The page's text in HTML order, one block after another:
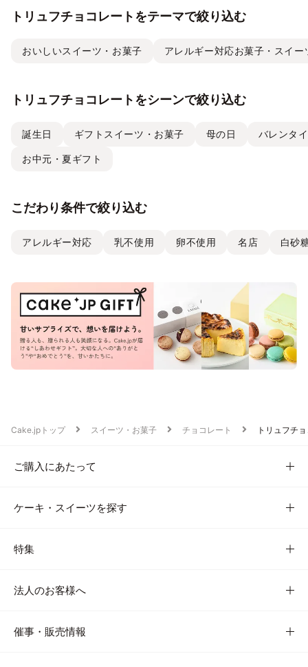
トリュフチョコレートをテーマで絞り込む
おいしいスイーツ・お菓子 アレルギー対応お菓子・スイー
トリュフチョコレートをシーンで絞り込む
誕生日 ギフトスイーツ・お菓子 母の日 バレンタ
お中元・夏ギフト
こだわり条件で絞り込む
アレルギー対応 乳不使用 卵不使用 名店 白砂
Cake.jpトップ スイーツ・お菓子 チョコレート トリュフチ
ご購入にあたって
ケーキ・スイーツを探す
特集
法人のお客様へ
催事・販売情報